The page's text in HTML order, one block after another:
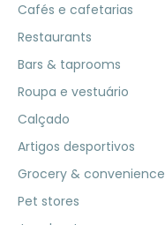
Cafés e cafetarias
Restaurants
Bars & taprooms
Roupa e vestuário
Calçado
Artigos desportivos
Grocery & convenience
Pet stores